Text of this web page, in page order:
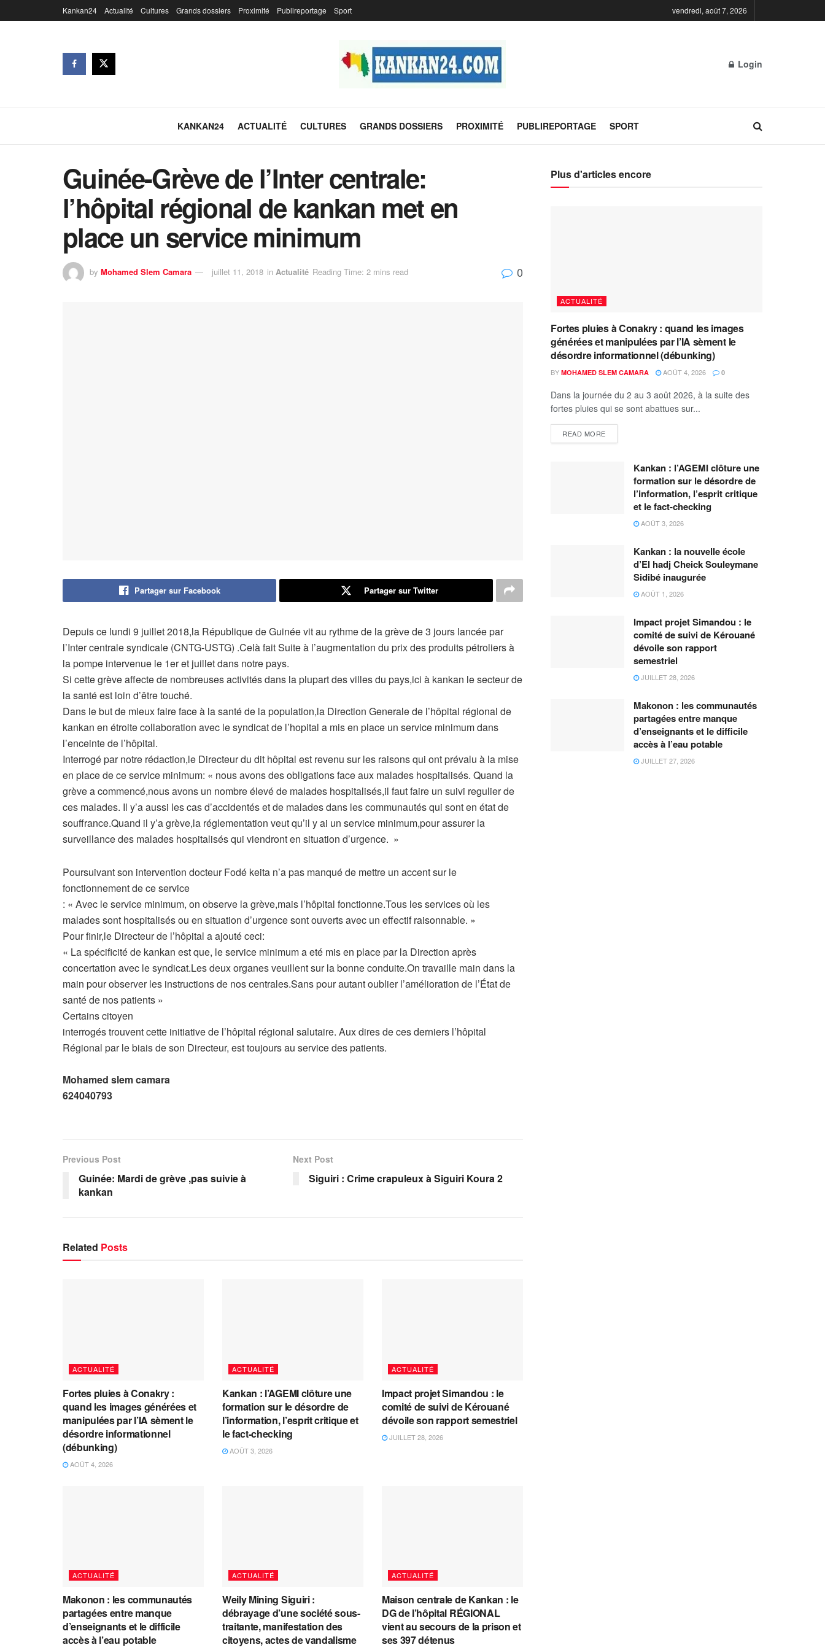
Kankan24 Actualité Cultures Grands dossiers Proximité Publireportage Sport vendredi, août 7, 2026
Login
KANKAN24 ACTUALITÉ CULTURES GRANDS DOSSIERS PROXIMITÉ PUBLIREPORTAGE SPORT
Guinée-Grève de l’Inter centrale:
l’hôpital régional de kankan met en
place un service minimum
by Mohamed Slem Camara juillet 11, 2018 in Actualité Reading Time: 2 mins read 0
Partager sur Facebook Partager sur Twitter
Depuis ce lundi 9 juillet 2018,la République de Guinée vit au rythme de la grève de 3 jours lancée par
l’Inter centrale syndicale (CNTG-USTG) .Celà fait Suite à l’augmentation du prix des produits pétroliers à
la pompe intervenue le 1er et juillet dans notre pays.
Si cette grève affecte de nombreuses activités dans la plupart des villes du pays,ici à kankan le secteur de
la santé est loin d’être touché.
Dans le but de mieux faire face à la santé de la population,la Direction Generale de l’hôpital régional de
kankan en étroite collaboration avec le syndicat de l’hopital a mis en place un service minimum dans
l’enceinte de l’hôpital.
Interrogé par notre rédaction,le Directeur du dit hôpital est revenu sur les raisons qui ont prévalu à la mise
en place de ce service minimum: « nous avons des obligations face aux malades hospitalisés. Quand la
grève a commencé,nous avons un nombre élevé de malades hospitalisés,il faut faire un suivi regulier de
ces malades. Il y’a aussi les cas d’accidentés et de malades dans les communautés qui sont en état de
souffrance.Quand il y’a grève,la réglementation veut qu’il y ai un service minimum,pour assurer la
surveillance des malades hospitalisés qui viendront en situation d’urgence. »
Poursuivant son intervention docteur Fodé keita n’a pas manqué de mettre un accent sur le
fonctionnement de ce service
: « Avec le service minimum, on observe la grève,mais l’hôpital fonctionne.Tous les services où les
malades sont hospitalisés ou en situation d’urgence sont ouverts avec un effectif raisonnable. »
Pour finir,le Directeur de l’hôpital a ajouté ceci:
« La spécificité de kankan est que, le service minimum a eté mis en place par la Direction après
concertation avec le syndicat.Les deux organes veuillent sur la bonne conduite.On travaille main dans la
main pour observer les instructions de nos centrales.Sans pour autant oublier l’amélioration de l’État de
santé de nos patients »
Certains citoyen
interrogés trouvent cette initiative de l’hôpital régional salutaire. Aux dires de ces derniers l’hôpital
Régional par le biais de son Directeur, est toujours au service des patients.
Mohamed slem camara
624040793
Previous Post
Guinée: Mardi de grève ,pas suivie à
kankan
Next Post
Siguiri : Crime crapuleux à Siguiri Koura 2
Related Posts
ACTUALITÉ
Fortes pluies à Conakry :
quand les images générées et
manipulées par l’IA sèment le
désordre informationnel
(débunking)
AOÛT 4, 2026
ACTUALITÉ
Kankan : l’AGEMI clôture une
formation sur le désordre de
l’information, l’esprit critique et
le fact-checking
AOÛT 3, 2026
ACTUALITÉ
Impact projet Simandou : le
comité de suivi de Kérouané
dévoile son rapport semestriel
JUILLET 28, 2026
ACTUALITÉ
Makonon : les communautés
partagées entre manque
d’enseignants et le difficile
accès à l’eau potable
ACTUALITÉ
Weily Mining Siguiri :
débrayage d’une société sous-
traitante, manifestation des
citoyens, actes de vandalisme
ACTUALITÉ
Maison centrale de Kankan : le
DG de l’hôpital RÉGIONAL
vient au secours de la prison et
ses 397 détenus
Plus d'articles encore
ACTUALITÉ
Fortes pluies à Conakry : quand les images
générées et manipulées par l’IA sèment le
désordre informationnel (débunking)
BY MOHAMED SLEM CAMARA AOÛT 4, 2026 0
Dans la journée du 2 au 3 août 2026, à la suite des
fortes pluies qui se sont abattues sur...
READ MORE
Kankan : l’AGEMI clôture une
formation sur le désordre de
l’information, l’esprit critique
et le fact-checking
AOÛT 3, 2026
Kankan : la nouvelle école
d’El hadj Cheick Souleymane
Sidibé inaugurée
AOÛT 1, 2026
Impact projet Simandou : le
comité de suivi de Kérouané
dévoile son rapport
semestriel
JUILLET 28, 2026
Makonon : les communautés
partagées entre manque
d’enseignants et le difficile
accès à l’eau potable
JUILLET 27, 2026